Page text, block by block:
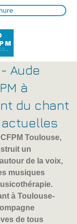
Aude
à
du chant
Toulouse,
un
de la voix,
musiques
à Toulouse-
de tous